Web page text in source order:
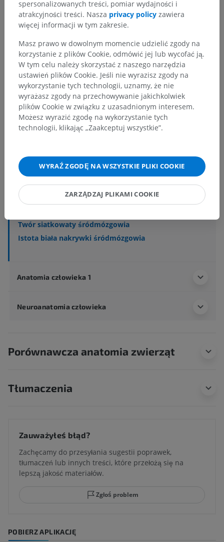
Hierarchia anatomiczna
Anatomia człowieka 2
Układ nerwowy> Centralny system nerwowy>
Mózg > Pień mózgu > Śródmózgowie>
Konar mózgu> Nakrywka śródmózgowia
Powiązane struktury:
Twór siatkowaty śródmózgowia
Istota biała nakrywki śródmózgowia
Anatomia człowieka 1
Neuroanatomia człowieka
Porównawcza anatomia zwierząt
Tłumaczenia
Zauważyłeś błąd?
Zachęcamy do przesyłania sugestii poprawek,
tłumaczeń lub innych treści, które przełożą się na
lepszą jakość materiałów.
Zgłoś problem
POBIERZ APLIKACJĘ
spersonalizowanych treści, pomiar wydajności i
atrakcyjności treści. Nasza privacy policy zawiera
więcej informacji w tym zakresie.
Masz prawo w dowolnym momencie udzielić zgody na
korzystanie z plików Cookie, odmówić jej lub wycofać ją.
W tym celu należy skorzystać z naszego narzędzia
ustawień plików Cookie. Jeśli nie wyrazisz zgody na
wykorzystanie tych technologii, uznamy, że nie
wyrażasz zgody na przechowywanie jakichkolwiek
plików Cookie w związku z uzasadnionym interesem.
Możesz wyrazić zgodę na wykorzystanie tych
technologii, klikając „Zaakceptuj wszystkie”.
WYRAŹ ZGODĘ NA WSZYSTKIE PLIKI COOKIE
ZARZĄDZAJ PLIKAMI COOKIE